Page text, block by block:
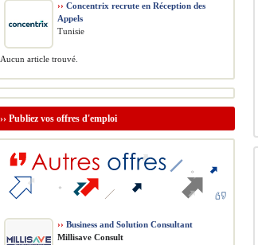
›› Concentrix recrute en Réception des
Appels
Tunisie
Aucun article trouvé.
›› Publiez vos offres d'emploi
›› Business and Solution Consultant
Millisave Consult